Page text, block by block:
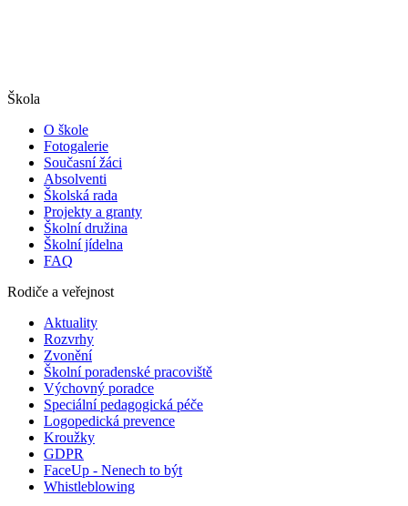
Škola
O škole
Fotogalerie
Současní žáci
Absolventi
Školská rada
Projekty a granty
Školní družina
Školní jídelna
FAQ
Rodiče a veřejnost
Aktuality
Rozvrhy
Zvonění
Školní poradenské pracoviště
Výchovný poradce
Speciální pedagogická péče
Logopedická prevence
Kroužky
GDPR
FaceUp - Nenech to být
Whistleblowing